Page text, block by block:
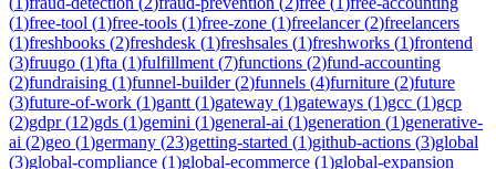
(1)free-tool (1)free-tools (1)free-zone (1)freelancer(2)freelancers
(1)freshbooks (2)freshdesk (1)freshsales (1)freshworks (1)frontend
(3)fruugo (1)fta (1)fulfillment (7)functions (2)fund-accounting
(2)fundraising (1)funnel-builder(2)funnels (4)furniture (2)future
(3)future-of-work (1)gantt (1)gateway (1)gateways (1)gcc (1)gcp
(2)gdpr(12)gds (1)gemini (1)general-ai (1)generation (1)generative-
ai (2)geo (1)germany (23)getting-started (1)github-actions (3)global
(3)global-compliance (1)global-ecommerce (1)global-expansion